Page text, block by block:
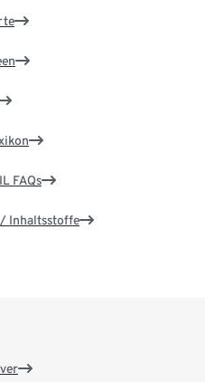
FAQs
Inhaltsstoffe